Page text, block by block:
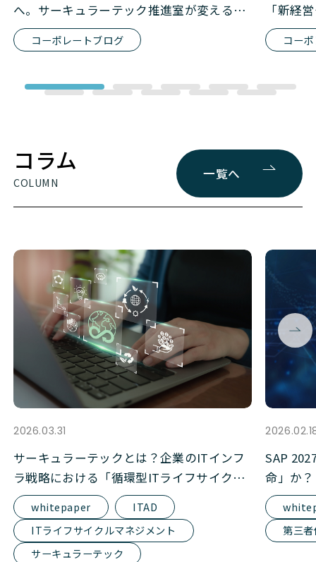
へ。サーキュラーテック推進室が変える、
IT資産循環の常識
コーポレートブログ
「新経
とは
コー
コラム 一覧へ
2026.03.31
サーキュラーテックとは？企業のITインフ
ラ戦略における「循環型ITライフサイクル
マネジメント」の基礎知識
whitepaper
ITAD
ITライフサイクルマネジメント
サーキュラーテック
SAP
命」か
リスク
第三